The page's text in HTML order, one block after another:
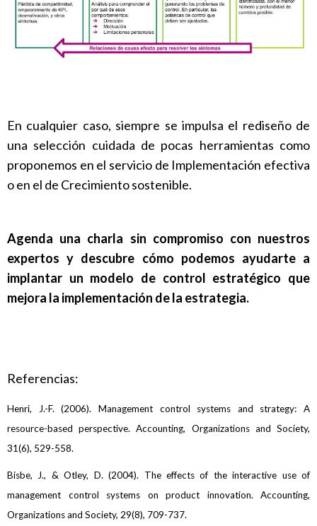
En cualquier caso, siempre se impulsa el rediseño de
una selección cuidada de pocas herramientas como
proponemos en el servicio de Implementación efectiva
o en el de Crecimiento sostenible.
Agenda una charla sin compromiso con nuestros
expertos y descubre cómo podemos ayudarte a
implantar un modelo de control estratégico que
mejora la implementación de la estrategia.
Referencias:
Henri, J.-F. (2006). Management control systems and strategy: A
resource-based perspective. Accounting, Organizations and Society,
31(6), 529-558.
Bisbe, J., & Otley, D. (2004). The effects of the interactive use of
management control systems on product innovation. Accounting,
Organizations and Society, 29(8), 709-737.